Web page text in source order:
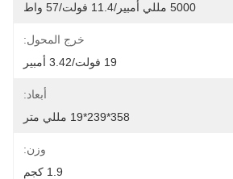
5000 مللي أمبير/11.4 فولت/57 واط
خرج المحول:
19 فولت/3.42 أمبير
أبعاد:
358*239*19 مللي متر
وزن:
1.9 كجم